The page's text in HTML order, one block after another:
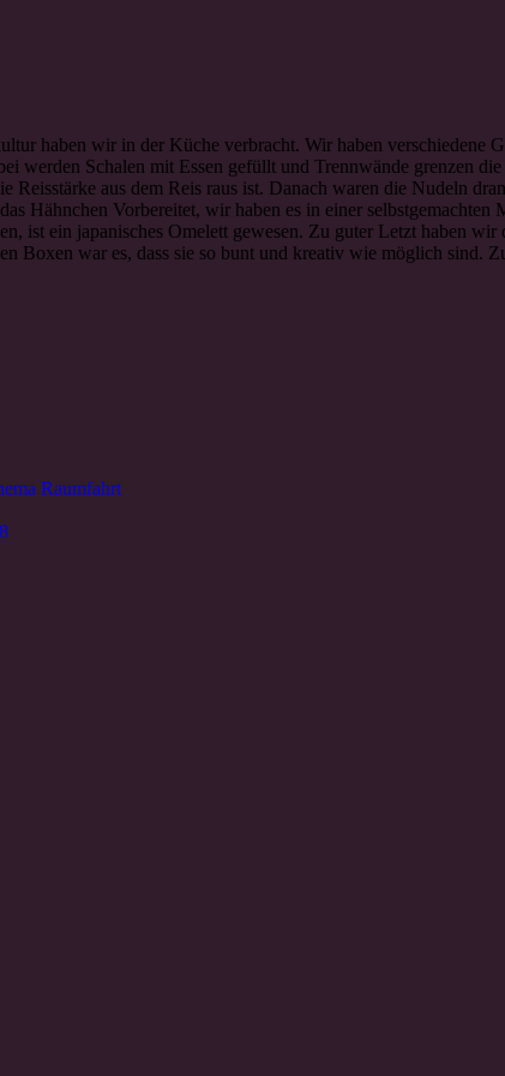
haben wir in der Küche verbracht. Wir haben
werden Schalen mit Essen gefüllt und Trennwände grenzen
Reisstärke aus dem Reis raus ist. Danach waren die Nudeln
Hähnchen Vorbereitet, wir haben es in einer
ist ein japanisches Omelett gewesen. Zu guter Letzt haben
Boxen war es, dass sie so bunt und kreativ wie möglich sind.
Raumfahrt